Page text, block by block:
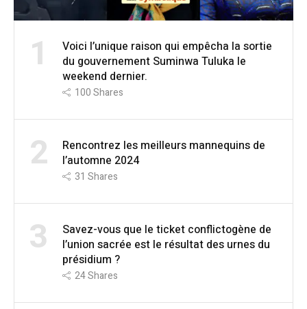
1
Voici l’unique raison qui empêcha la sortie
du gouvernement Suminwa Tuluka le
weekend dernier.
100Shares
2
Rencontrez les meilleurs mannequins de
l’automne 2024
31 Shares
3
Savez-vous que le ticket conflictogène de
l’union sacrée est le résultat des urnes du
présidium ?
24Shares